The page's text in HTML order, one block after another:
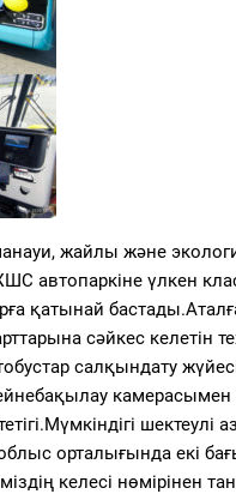
жайлы және
автопаркіне үлкен
қатынай
сәйкес
салқындату
орталығында екі
келесі нөмірінен